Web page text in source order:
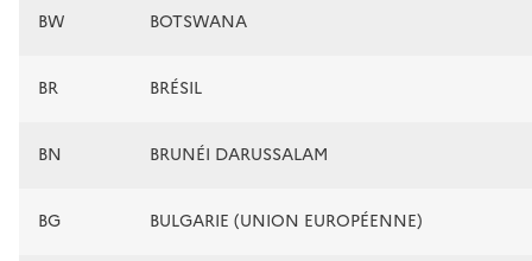
BW BOTSWANA
BR BRÉSIL
BN BRUNÉI DARUSSALAM
BG BULGARIE (UNION EUROPÉENNE)